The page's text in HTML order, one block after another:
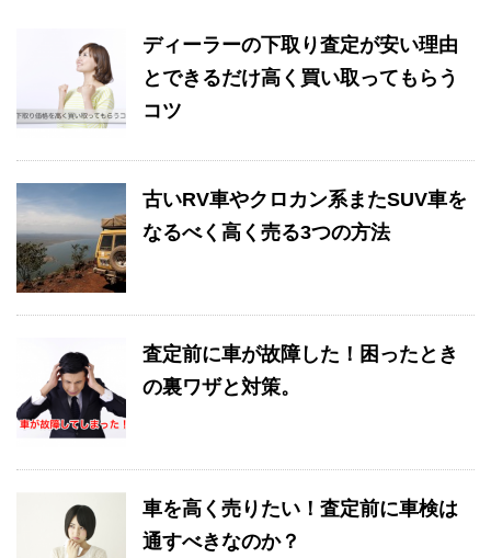
ディーラーの下取り査定が安い理由
とできるだけ高く買い取ってもらう
コツ
古いRV車やクロカン系またSUV車を
なるべく高く売る3つの方法
査定前に車が故障した！困ったとき
の裏ワザと対策。
車を高く売りたい！査定前に車検は
通すべきなのか？